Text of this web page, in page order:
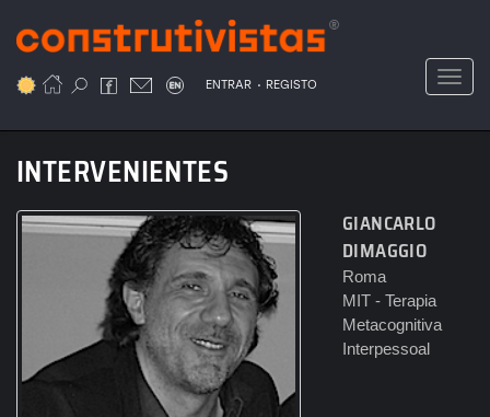
para
conteúdo
ENTRAR . REGISTO
INTERVENIENTES
GIANCARLO
DIMAGGIO
Roma
MIT - Terapia
Metacognitiva
Interpessoal